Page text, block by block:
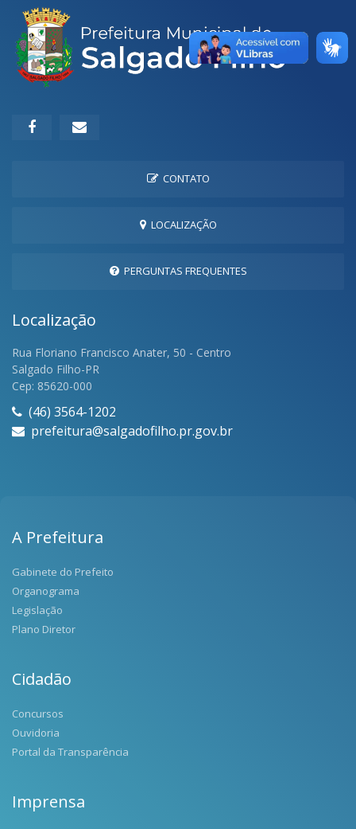
CONTATO
LOCALIZAÇÃO
PERGUNTAS FREQUENTES
Localização
Rua Floriano Francisco Anater, 50 - Centro
Salgado Filho-PR
Cep: 85620-000
(46) 3564-1202
prefeitura@salgadofilho.pr.gov.br
A Prefeitura
Gabinete do Prefeito
Organograma
Legislação
Plano Diretor
Cidadão
Concursos
Ouvidoria
Portal da Transparência
Imprensa